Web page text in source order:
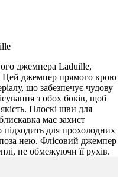
джемпера Laduille,
Цей джемпер прямого крою
що забезпечує чудову
з обох боків, щоб
Плоскі шви для
має захист
підходить для прохолодних
поза нею. Флісовий джемпер
не обмежуючи її рухів.